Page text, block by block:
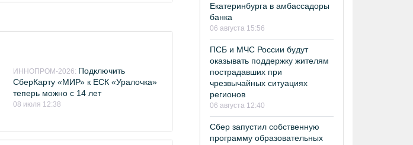
ИННОПРОМ-2026: Подключить
СберКарту «МИР» к ЕСК «Уралочка»
теперь можно с 14 лет
08 июля 12:38
Екатеринбурга в амбассадоры
банка
06 августа 15:56
ПСБ и МЧС России будут
оказывать поддержку жителям
пострадавших при
чрезвычайных ситуациях
регионов
06 августа 12:40
Сбер запустил собственную
программу образовательных